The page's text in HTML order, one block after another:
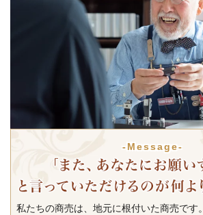
-Message-
私たちの商売は、地元に根付いた商売です